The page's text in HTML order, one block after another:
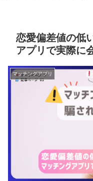
恋愛偏差値の低
アプリで実際に
マッチングアプリ